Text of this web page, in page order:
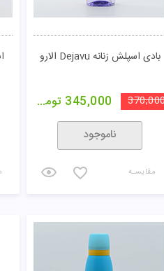
بادی اسپلش زنانه Dejavu الارو
345,000 تومان
ناموجود
مقایسـه